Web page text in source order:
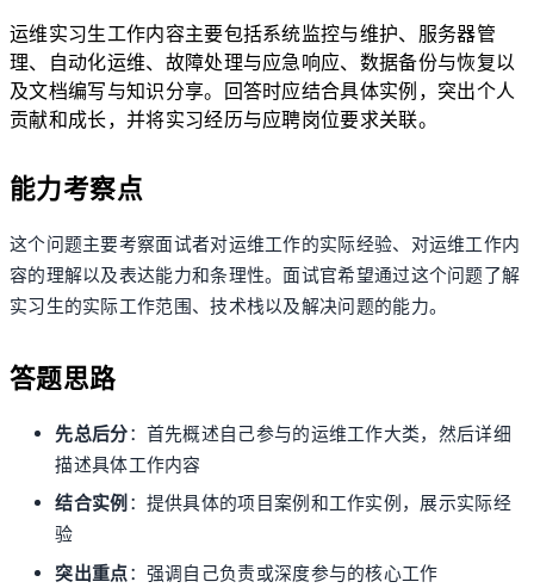
运维实习生工作内容主要包括系统监控与维护、服务器管
理、自动化运维、故障处理与应急响应、数据备份与恢复以
及文档编写与知识分享。回答时应结合具体实例，突出个人
贡献和成长，并将实习经历与应聘岗位要求关联。
能力考察点
这个问题主要考察面试者对运维工作的实际经验、对运维工作内
容的理解以及表达能力和条理性。面试官希望通过这个问题了解
实习生的实际工作范围、技术栈以及解决问题的能力。
答题思路
先总后分：首先概述自己参与的运维工作大类，然后详细
描述具体工作内容
结合实例 ：提供具体的项目案例和工作实例，展示实际经
验
突出重点：强调自己负责或深度参与的核心工作